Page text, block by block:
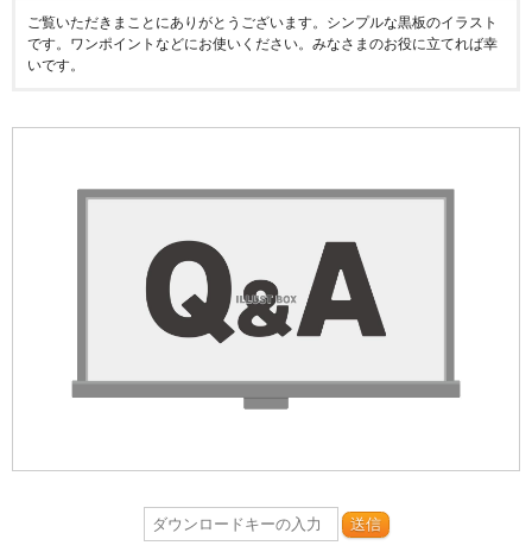
ご覧いただきまことにありがとうございます。シンプルな黒板のイラスト
です。ワンポイントなどにお使いください。みなさまのお役に立てれば幸
いです。
送信